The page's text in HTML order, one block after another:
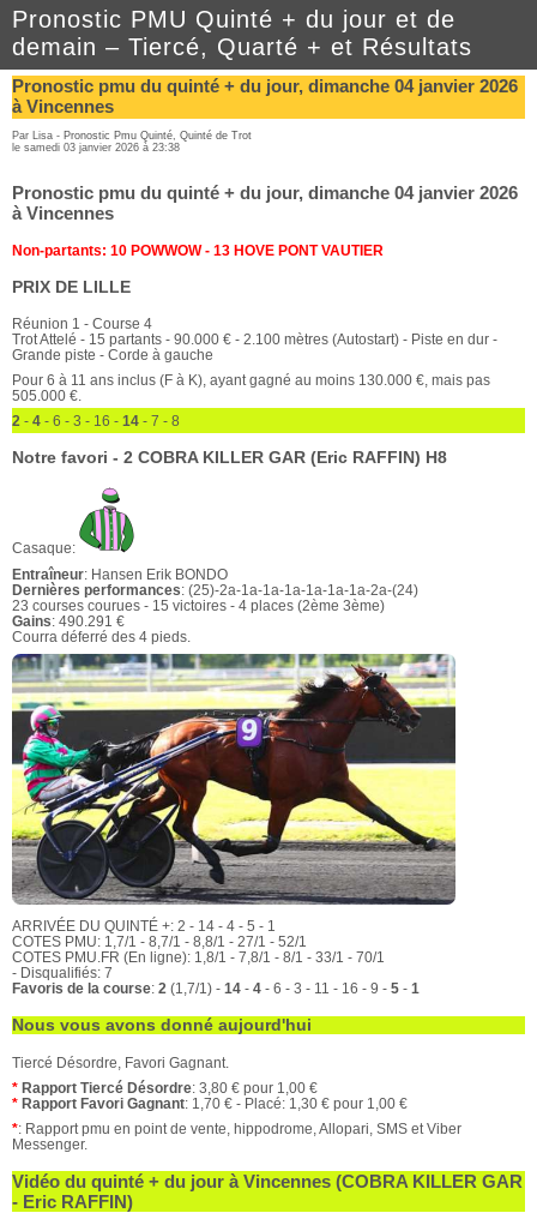
Pronostic PMU Quinté + du jour et de
demain – Tiercé, Quarté + et Résultats
Pronostic pmu du quinté + du jour, dimanche 04 janvier 2026
à Vincennes
Par Lisa - Pronostic Pmu Quinté, Quinté de Trot
le samedi 03 janvier 2026 à 23:38
Pronostic pmu du quinté + du jour, dimanche 04 janvier 2026
à Vincennes
Non-partants: 10 POWWOW - 13 HOVE PONT VAUTIER
PRIX DE LILLE
Réunion 1 - Course 4
Trot Attelé - 15 partants - 90.000 € - 2.100 mètres (Autostart) - Piste en dur -
Grande piste - Corde à gauche
Pour 6 à 11 ans inclus (F à K), ayant gagné au moins 130.000 €, mais pas
505.000 €.
2 - 4 - 6 - 3 - 16 - 14 - 7 - 8
Notre favori - 2 COBRA KILLER GAR (Eric RAFFIN) H8
Casaque:
Entraîneur: Hansen Erik BONDO
Dernières performances: (25)-2a-1a-1a-1a-1a-1a-1a-2a-(24)
23 courses courues - 15 victoires - 4 places (2ème 3ème)
Gains: 490.291 €
Courra déferré des 4 pieds.
ARRIVÉE DU QUINTÉ +: 2 - 14 - 4 - 5 - 1
COTES PMU: 1,7/1 - 8,7/1 - 8,8/1 - 27/1 - 52/1
COTES PMU.FR (En ligne): 1,8/1 - 7,8/1 - 8/1 - 33/1 - 70/1
- Disqualifiés: 7
Favoris de la course: 2 (1,7/1) - 14 - 4 - 6 - 3 - 11 - 16 - 9 - 5 - 1
Nous vous avons donné aujourd'hui
Tiercé Désordre, Favori Gagnant.
* Rapport Tiercé Désordre: 3,80 € pour 1,00 €
* Rapport Favori Gagnant: 1,70 € - Placé: 1,30 € pour 1,00 €
*: Rapport pmu en point de vente, hippodrome, Allopari, SMS et Viber
Messenger.
Vidéo du quinté + du jour à Vincennes (COBRA KILLER GAR
- Eric RAFFIN)